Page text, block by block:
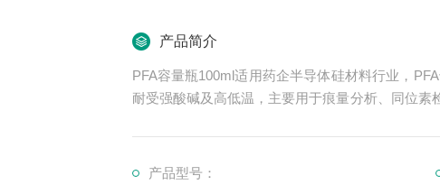
产品简介
PFA容量瓶100ml适用药企半导体硅材料行业，
耐受强酸碱及高低温，主要用于痕量分析、同位
便。产品型号：